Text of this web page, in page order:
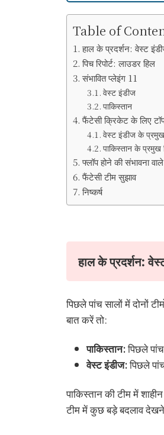
Table of
हाल के प्रदर्शन: वेस्ट
पिच रिपोर्ट: लाउडर हिल
संभावित प्लेइंग 11
वेस्ट इंडीज
पाकिस्तान
फैंटेसी क्रिकेट के लिए
वेस्ट इंडीज के प्रमुख
पाकिस्तान के प्रमुख
फ्लॉप होने की संभावना
फैंटेसी टीम सुझाव
निष्कर्ष
हाल के प्रदर्शन:
पिछले पांच सालों में दोनों
बात करें तो:
पाकिस्तान:पिछले
वेस्ट इंडीज:पिछले
पाकिस्तान की टीम में
टीम में कुछ बड़े बदलाव